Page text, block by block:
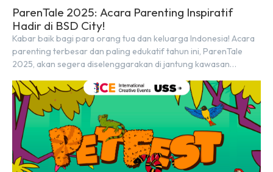
ParenTale 2025: Acara Parenting Inspiratif
Hadir di BSD City!
Kabar baik bagi para orang tua dan keluarga Indonesia! Acara
parenting terbesar dan paling edukatif tahun ini, ParenTale
2025, akan segera diselenggarakan di jantung kawasan
acara ini akan berlangsung selama tiga hari penuh, yaitu pada 2
hingga 4 Mei 2025. Diselenggarakan oleh Parentstory dan […]